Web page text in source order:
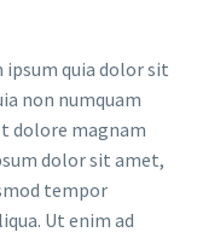
ipsum quia dolor sit
non numquam
dolore magnam
dolor sit amet,
tempor
Ut enim ad